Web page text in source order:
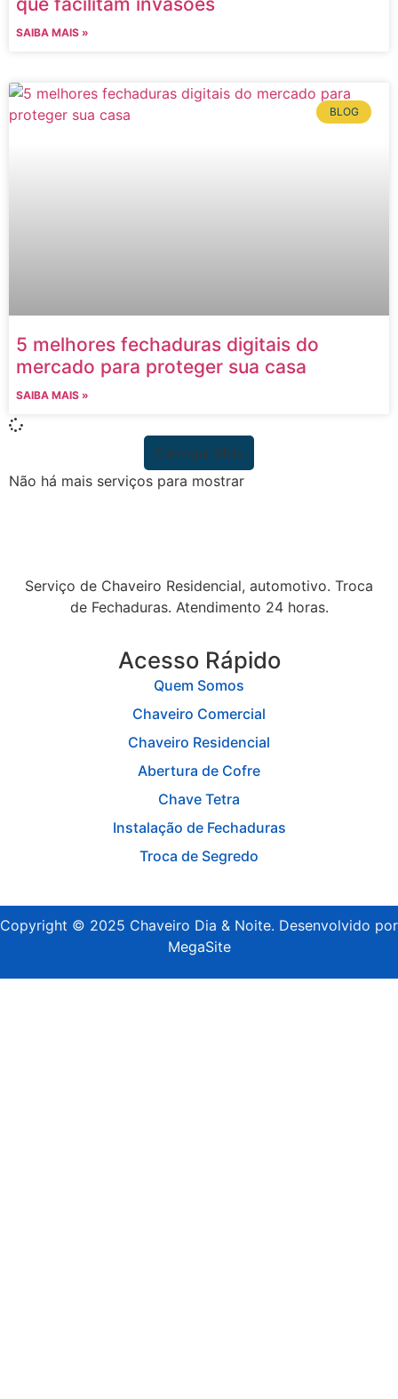
SAIBA MAIS »
BLOG
5 melhores fechaduras digitais do
mercado para proteger sua casa
SAIBA MAIS »
Carregar Mais
Não há mais serviços para mostrar
Serviço de Chaveiro Residencial, automotivo. Troca
de Fechaduras. Atendimento 24 horas.
Acesso Rápido
Quem Somos
Chaveiro Comercial
Chaveiro Residencial
Abertura de Cofre
Chave Tetra
Instalação de Fechaduras
Troca de Segredo
Copyright © 2025 Chaveiro Dia & Noite. Desenvolvido por
MegaSite